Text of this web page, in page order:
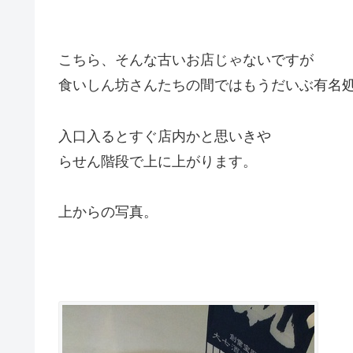
こちら、そんな古いお店じゃないですが
食いしん坊さんたちの間ではもうだいぶ有名
入口入るとすぐ店内かと思いきや
らせん階段で上に上がります。
上からの写真。